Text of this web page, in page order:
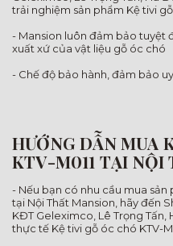
trải nghiệm sản phẩm Kệ tivi gỗ
- Mansion luôn đảm bảo tuyệt
xuất xứ của vật liệu gỗ óc chó
- Chế độ bảo hành, đảm bảo
HƯỚNG DẪN MUA
KTV-M011 TẠI NỘI
- Nếu bạn có nhu cầu mua sản
tại Nội Thất Mansion, hãy đến
KĐT Geleximco, Lê Trọng
thực tế Kệ tivi gỗ óc chó KTV-